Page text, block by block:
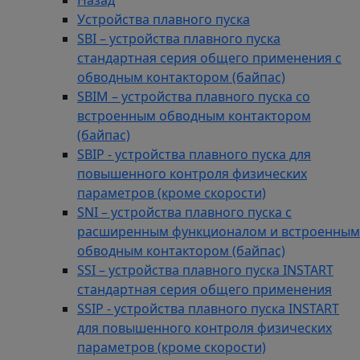
Устройства плавного пуска
SBI – устройства плавного пуска
стандартная серия общего применения с
обводным контактором (байпас)
SBIM – устройства плавного пуска со
встроенным обводным контактором
(байпас)
SBIP - устройства плавного пуска для
повышенного контроля физических
параметров (кроме скорости)
SNI – устройства плавного пуска с
расширенным функционалом и встроенным
обводным контактором (байпас)
SSI – устройства плавного пуска INSTART
стандартная серия общего применения
SSIP - устройства плавного пуска INSTART
для повышенного контроля физических
параметров (кроме скорости)